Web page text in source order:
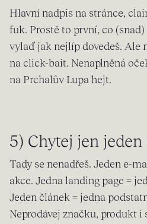
Hlavní nadpis na stránce,
fuk. Prostě to první, co
vylaď jak nejlíp dovedeš. Ale
na click-bait. Nenaplněná
na Prchalův Lupa hejt.
5) Chytej jen
Tady se nenadřeš. Jeden e-
akce. Jedna landing page =
Jeden článek = jedna
Neprodávej značku, produkt i